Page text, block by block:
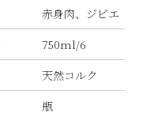
赤身肉、ジビエ
750ml/6
天然コルク
瓶